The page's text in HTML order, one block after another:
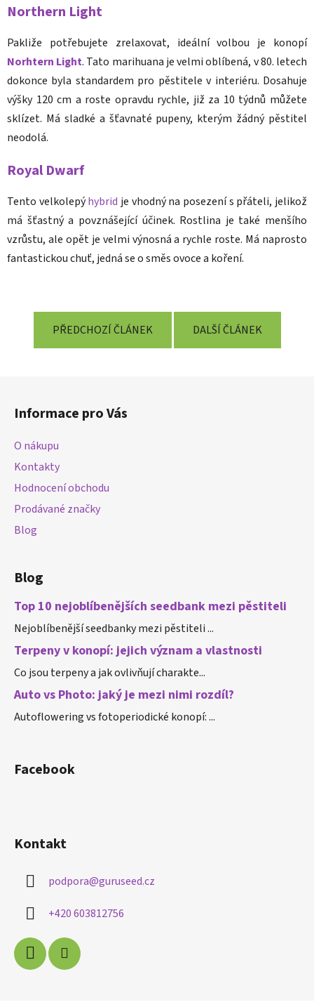
Northern Light
Pakliže potřebujete zrelaxovat, ideální volbou je konopí
Norhtern Light. Tato marihuana je velmi oblíbená, v 80. letech
dokonce byla standardem pro pěstitele v interiéru. Dosahuje
výšky 120 cm a roste opravdu rychle, již za 10 týdnů můžete
sklízet. Má sladké a šťavnaté pupeny, kterým žádný pěstitel
neodolá.
Royal Dwarf
Tento velkolepýhybrid je vhodný na posezení s přáteli, jelikož
má šťastný a povznášející účinek. Rostlina je také menšího
vzrůstu, ale opět je velmi výnosná a rychle roste. Má naprosto
fantastickou chuť, jedná se o směs ovoce a koření.
PŘEDCHOZÍ ČLÁNEK DALŠÍ ČLÁNEK
Informace pro Vás
O nákupu
Kontakty
Hodnocení obchodu
Prodávané značky
Blog
Blog
Top 10 nejoblíbenějších seedbank mezi pěstiteli
Nejoblíbenější seedbanky mezi pěstiteli ...
Terpeny v konopí: jejich význam a vlastnosti
Co jsou terpeny a jak ovlivňují charakte...
Auto vs Photo: jaký je mezi nimi rozdíl?
Autoflowering vs fotoperiodické konopí: ...
Facebook
Kontakt
podpora@guruseed.cz
+420 603812756